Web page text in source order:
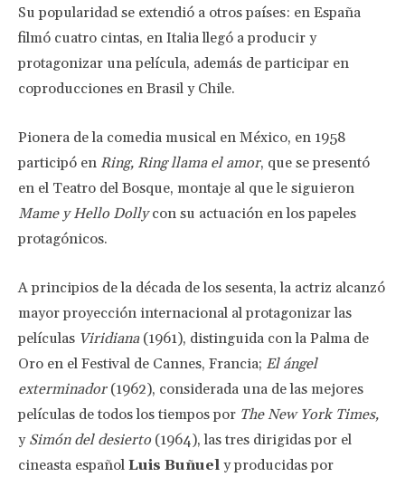
Su popularidad se extendió a otros países: en España
filmó cuatro cintas, en Italia llegó a producir y
protagonizar una película, además de participar en
coproducciones en Brasil y Chile.
Pionera de la comedia musical en México, en 1958
participó en Ring, Ring llama el amor, que se presentó
en el Teatro del Bosque, montaje al que le siguieron
Mame y Hello Dollycon su actuación en los papeles
protagónicos.
A principios de la década de los sesenta, la actriz alcanzó
mayor proyección internacional al protagonizar las
películas Viridiana(1961), distinguida con la Palma de
Oro en el Festival de Cannes, Francia; El ángel
exterminador(1962), considerada una de las mejores
películas de todos los tiempos por The New York Times,
y Simón del desierto (1964), las tres dirigidas por el
cineasta español Luis Buñuel y producidas por